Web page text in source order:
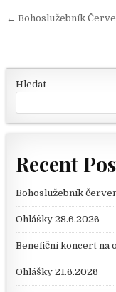
Navigace
← Bohoslužebník
Hledat
Recent
Bohoslužebník
Ohlášky 28.6.2026
Benefiční koncert na
Ohlášky 21.6.2026